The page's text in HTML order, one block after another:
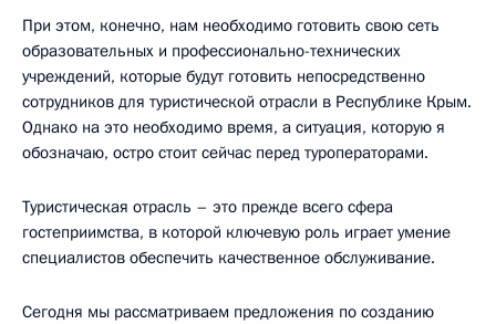
При этом, конечно, нам необходимо готовить свою сеть
образовательных и профессионально-технических
учреждений, которые будут готовить непосредственно
сотрудников для туристической отрасли в Республике Крым.
Однако на это необходимо время, а ситуация, которую я
обозначаю, остро стоит сейчас перед туроператорами.
Туристическая отрасль – это прежде всего сфера
гостеприимства, в которой ключевую роль играет умение
специалистов обеспечить качественное обслуживание.
Сегодня мы рассматриваем предложения по созданию